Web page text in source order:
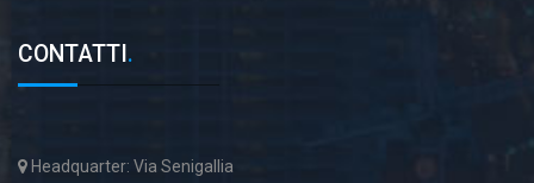
CONTATTI .
Headquarter: Via Senigallia